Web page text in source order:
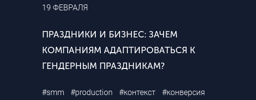
19 ФЕВРАЛЯ
ПРАЗДНИКИ И БИЗНЕС: ЗАЧЕМ
КОМПАНИЯМ АДАПТИРОВАТЬСЯ К
ГЕНДЕРНЫМ ПРАЗДНИКАМ?
#smm #production #контекст
#конверсия